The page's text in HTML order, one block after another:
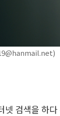
넷 검색을 하